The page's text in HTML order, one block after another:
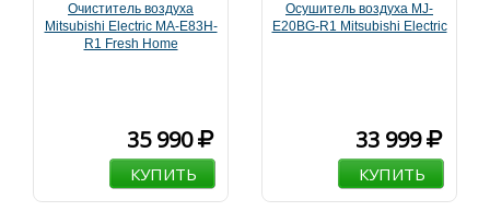
Очиститель воздуха
Mitsubishi Electric MA-E83H-
R1 Fresh Home
35 990
КУПИТЬ
Осушитель воздуха MJ-
E20BG-R1 Mitsubishi Electric
33 999
КУПИТЬ